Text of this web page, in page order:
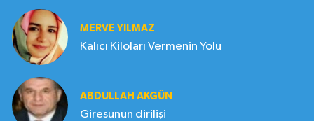
MERVE YILMAZ
Kalıcı Kiloları Vermenin Yolu
ABDULLAH AKGÜN
Giresunun dirilişi